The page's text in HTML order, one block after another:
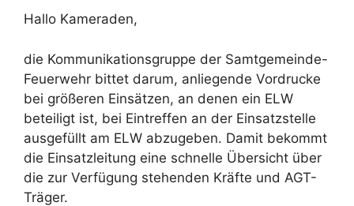
Hallo Kameraden,
die Kommunikationsgruppe der Samtgemeinde-
Feuerwehr bittet darum, anliegende Vordrucke
bei größeren Einsätzen, an denen ein ELW
beteiligt ist, bei Eintreffen an der Einsatzstelle
ausgefüllt am ELW abzugeben. Damit bekommt
die Einsatzleitung eine schnelle Übersicht über
die zur Verfügung stehenden Kräfte und AGT-
Träger.